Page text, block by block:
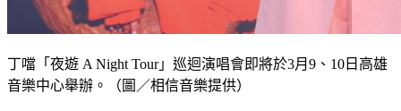
丁噹「夜遊 A Night Tour」巡迴演唱會即將於3月9、10日高雄
音樂中心舉辦。（圖／相信音樂提供）